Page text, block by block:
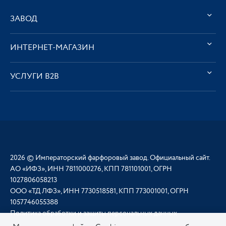
ЗАВОД
ИНТЕРНЕТ-МАГАЗИН
УСЛУГИ В2В
2026 © Императорский фарфоровый завод. Официальный сайт.
АО «ИФЗ», ИНН 7811000276, КПП 781101001, ОГРН
1027806058213
ООО «ТД ЛФЗ», ИНН 7730518581, КПП 773001001, ОГРН
1057746055388
Политика обработки и защиты персональных данных